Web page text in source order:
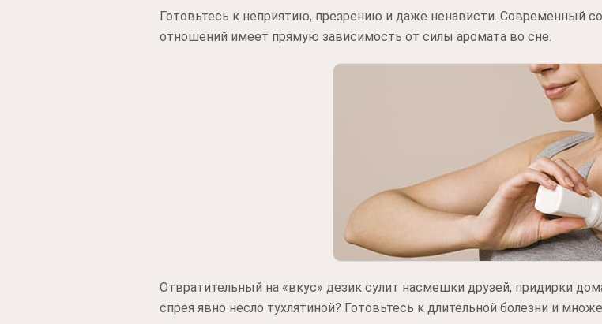
Готовьтесь к неприятию, презрению и даже ненависти. Современный
отношений имеет прямую зависимость от силы аромата во сне.
Отвратительный на «вкус» дезик сулит насмешки друзей, придирки
спрея явно несло тухлятиной? Готовьтесь к длительной болезни и